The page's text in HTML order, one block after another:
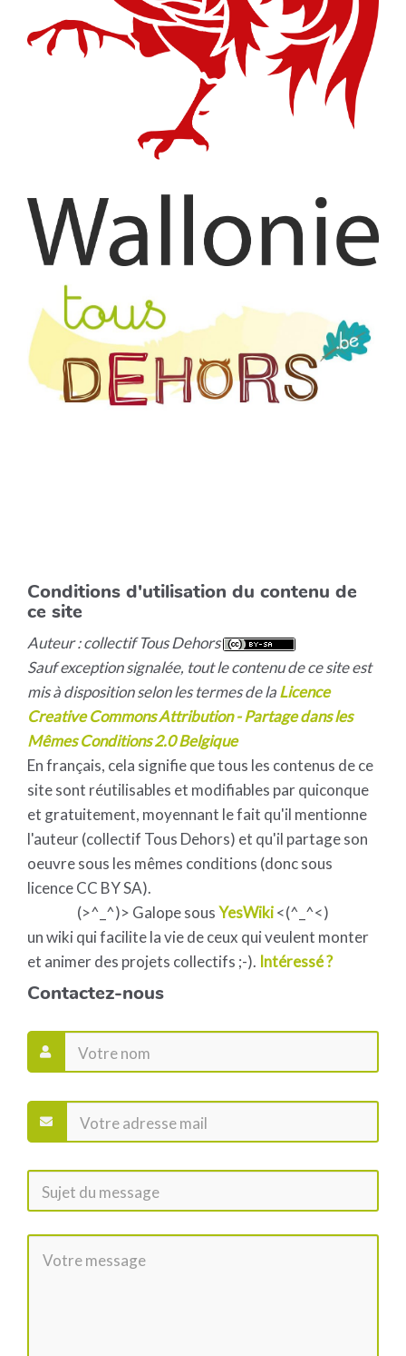
Conditions d'utilisation du contenu de
ce site
Auteur : collectif Tous Dehors
Sauf exception signalée, tout le contenu de ce site est
mis à disposition selon les termes de laLicence
Creative Commons Attribution - Partage dans les
Mêmes Conditions 2.0 Belgique
En français, cela signifie que tous les contenus de ce
site sont réutilisables et modifiables par quiconque
et gratuitement, moyennant le fait qu'il mentionne
l'auteur (collectif Tous Dehors) et qu'il partage son
oeuvre sous les mêmes conditions (donc sous
licence CC BY SA).
(>^_^)> Galope sousYesWiki<(^_^<)
un wiki qui facilite la vie de ceux qui veulent monter
et animer des projets collectifs ;-). Intéressé ?
Contactez-nous